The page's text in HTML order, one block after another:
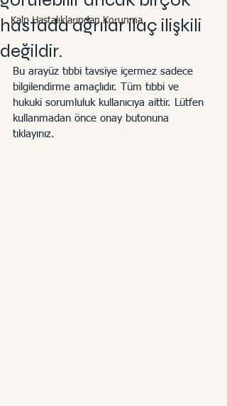
Kalp Hastalıklarından Korunma
hastada ağrılar ilaç ilişkili
değildir.
Bu arayüz tıbbi tavsiye içermez sadece
bilgilendirme amaçlıdır. Tüm tıbbi ve
hukuki sorumluluk kullanıcıya aittir. Lütfen
kullanmadan önce onay butonuna
tıklayınız.